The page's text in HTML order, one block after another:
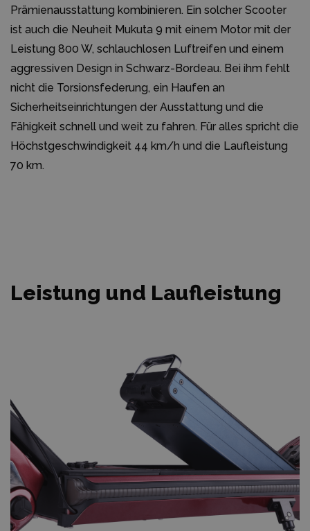
Prämienausstattung kombinieren. Ein solcher Scooter
ist auch die Neuheit Mukuta 9 mit einem Motor mit der
Leistung 800 W, schlauchlosen Luftreifen und einem
aggressiven Design in Schwarz-Bordeau. Bei ihm fehlt
nicht die Torsionsfederung, ein Haufen an
Sicherheitseinrichtungen der Ausstattung und die
Fähigkeit schnell und weit zu fahren. Für alles spricht die
Höchstgeschwindigkeit 44 km/h und die Laufleistung
70 km.
Leistung und Laufleistung